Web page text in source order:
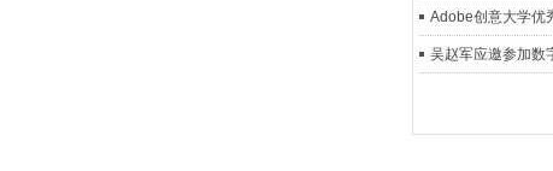
Adobe创意大学
吴赵军应邀参加数